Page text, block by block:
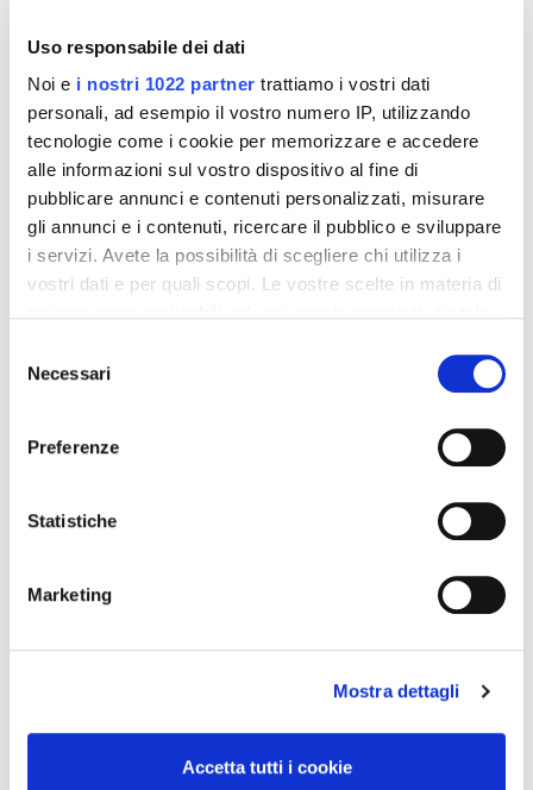
Uso responsabile dei dati
Noi e i nostri 1022 partner trattiamo i vostri dati
personali, ad esempio il vostro numero IP, utilizzando
tecnologie come i cookie per memorizzare e accedere
alle informazioni sul vostro dispositivo al fine di
pubblicare annunci e contenuti personalizzati, misurare
gli annunci e i contenuti, ricercare il pubblico e sviluppare
i servizi. Avete la possibilità di scegliere chi utilizza i
vostri dati e per quali scopi. Le vostre scelte in materia di
modificare o revocare il proprio consenso in qualsiasi
momento dalla Dichiarazione sui cookie o facendo clic
raccogliere informazioni sulla tua posizione
geografica, con un'approssimazione di qualche
Identificare il tuo dispositivo, scansionandolo
Approfondisci come vengono elaborati i tuoi dati personali
dalla Dichiarazione sui cookie.
delNecessari
Preferenze
Statistiche
Marketing
Mostra dettagli
Accetta tutti i cookie
interessarti
bustine
Aggiungi al
-42%
Amin 21 K neutro
-42%